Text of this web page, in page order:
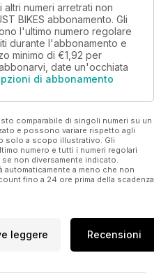
numeri arretrati non
BIKES abbonamento. Gli
l'ultimo numero regolare
durante l'abbonamento e
minimo di €1,92 per
date un'occhiata
di abbonamento
comparabile di singoli numeri su un
e possono variare rispetto agli
solo a scopo illustrativo. Gli
numero e tutti i numeri regolari
non diversamente indicato.
a meno che non
fino a 24 ore prima della scadenza
leggere Recensioni